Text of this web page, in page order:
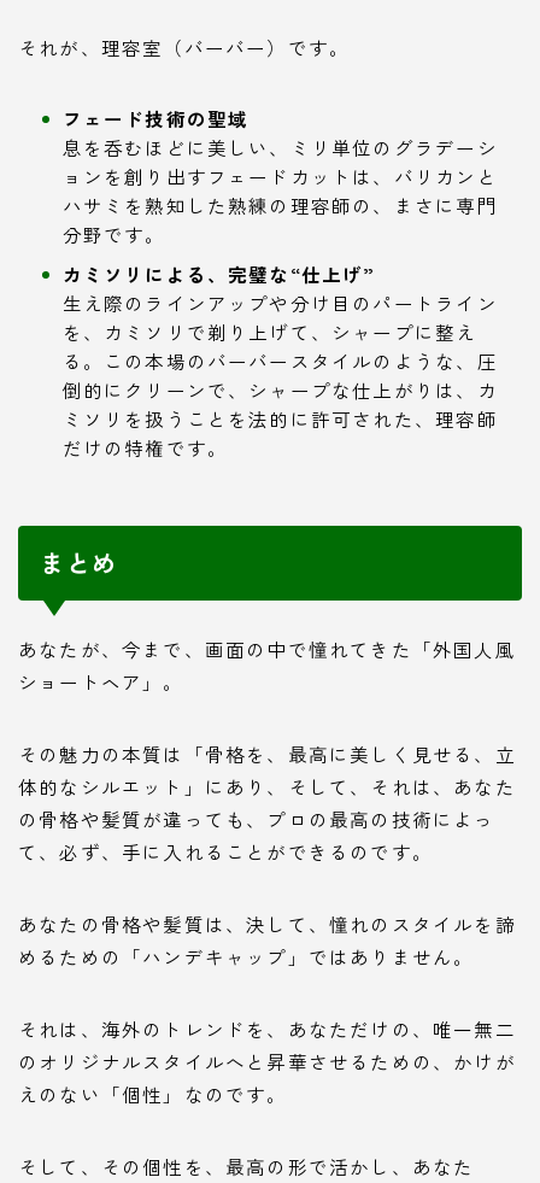
それが、理容室（バーバー）です。
フェード技術の聖域
息を呑むほどに美しい、ミリ単位のグラデーシ
ョンを創り出すフェードカットは、バリカンと
ハサミを熟知した熟練の理容師の、まさに専門
分野です。
カミソリによる、完璧な“仕上げ”
生え際のラインアップや分け目のパートライン
を、カミソリで剃り上げて、シャープに整え
る。この本場のバーバースタイルのような、圧
倒的にクリーンで、シャープな仕上がりは、カ
ミソリを扱うことを法的に許可された、理容師
だけの特権です。
まとめ
あなたが、今まで、画面の中で憧れてきた「外国人風
ショートヘア」。
その魅力の本質は「骨格を、最高に美しく見せる、立
体的なシルエット」にあり、そして、それは、あなた
の骨格や髪質が違っても、プロの最高の技術によっ
て、必ず、手に入れることができるのです。
あなたの骨格や髪質は、決して、憧れのスタイルを諦
めるための「ハンデキャップ」ではありません。
それは、海外のトレンドを、あなただけの、唯一無二
のオリジナルスタイルへと昇華させるための、かけが
えのない「個性」なのです。
そして、その個性を、最高の形で活かし、あなた